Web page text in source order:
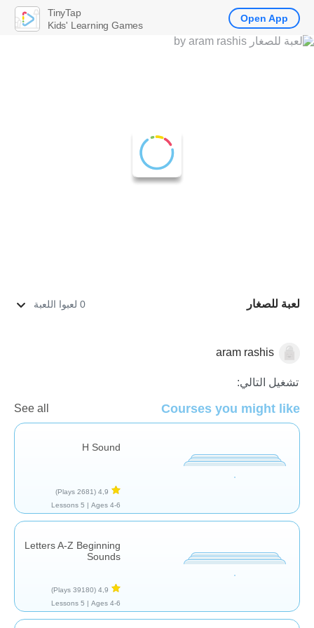
لعبة للصغار 0 لعبوا اللعبة
الأصوات والحروف
aram rashis
تشغيل التالي:
Courses you might like
See all
H Sound
4,9
(2681 Plays)
Ages 4-6 |
5 Lessons
Letters A-Z Beginning
Sounds
4,9
(39180 Plays)
Ages 4-6 |
5 Lessons
TinyTap
Kids' Learning Games
Open App